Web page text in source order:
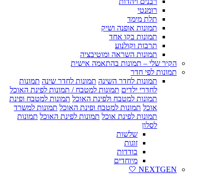
רומנטי
תלת מימד
תמונות אופנה ושיק
תמונות בקו אחד
תרבות וקולנוע
תמונות השראה ומוטיבציה
הקיר שלי – תמונות בהתאמה אישית
תמונות לפי חדר
תמונות לחדר השינה תמונות לחדר שינה תמונות
לחדרי ילדים תמונות למטבח / תמונות לפינת האוכל
תמונות למטבח ולפינת האוכל תמונות למטבח ופינת
אוכל תמונות למטבח ופינת האוכל תמונות למשרד
תמונות לפינת אוכל תמונות לפינת האוכל תמונות
לסלון
שלשות
זוגות
בודדות
מיוחדים
NEXTGEN 🤍